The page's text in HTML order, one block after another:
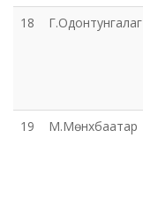
18 Г.Одонтунгалаг
19 М.Мөнхбаатар